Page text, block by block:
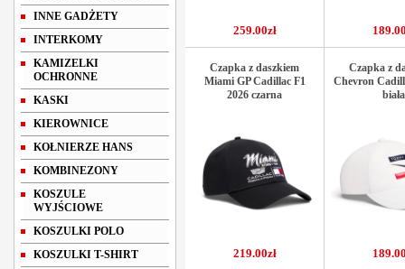
INNE GADŻETY
INTERKOMY
KAMIZELKI
OCHRONNE
KASKI
KIEROWNICE
KOŁNIERZE HANS
KOMBINEZONY
KOSZULE
WYJŚCIOWE
KOSZULKI POLO
KOSZULKI T-SHIRT
259.00zł
Czapka z daszkiem
Miami GP Cadillac F1
2026 czarna
219.00zł
Czapka z
Chevron
biała